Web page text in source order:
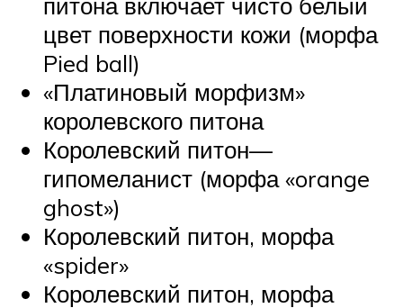
питона включает чисто белый
цвет поверхности кожи (морфа
Pied ball)
«Платиновый морфизм»
королевского питона
Королевский питон—
гипомеланист (морфа «orange
ghost»)
Королевский питон, морфа
«spider»
Королевский питон, морфа